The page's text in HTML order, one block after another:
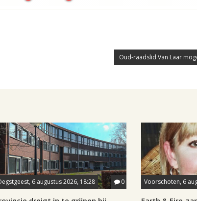
Oud-raadslid Van Laar
6 augustus 2026, 18:28 0 Voorschoten, 6